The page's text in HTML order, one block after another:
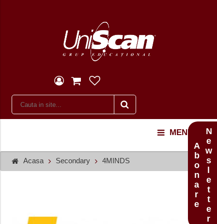
MENU
Acasa Secondary 4MINDS Newsletter
Abonare